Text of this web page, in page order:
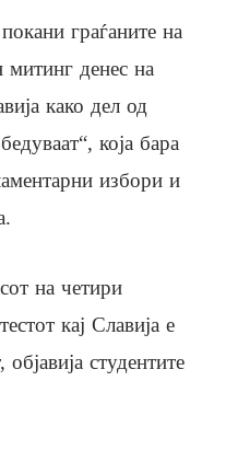
граѓаните на
митинг денес на
како дел од
која бара
избори и
на четири
кај Славија е
студентите